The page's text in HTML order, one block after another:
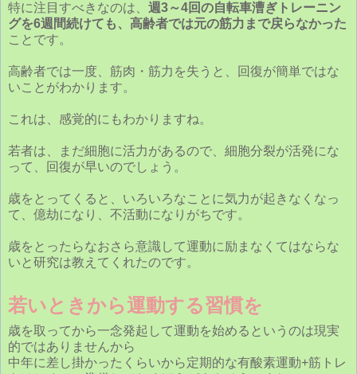
特に注目すべきなのは、 週3～4回の自転車漕ぎトレーニン
グを6週間続けても、高齢者では元の筋力まで戻らなかった
ことです。
高齢者では一度、筋肉・筋力を失うと、回復が簡単ではな
いことがわかります。
これは、感覚的にもわかりますね。
若者は、まだ細胞に活力があるので、細胞分裂が活発にな
って、回復が早いのでしょう。
歳をとってくると、いろいろなことに気力が起きなくなっ
て、億劫になり、不活動になりがちです。
歳をとったらなおさら意識して運動に励まなくてはならな
いと研究は教えてくれたのです。
若いときから運動する習慣を
歳を取ってから一念発起して運動を始めるというのは現実
的ではありませんから
中年に差し掛かったくらいから定期的な有酸素運動+筋トレ